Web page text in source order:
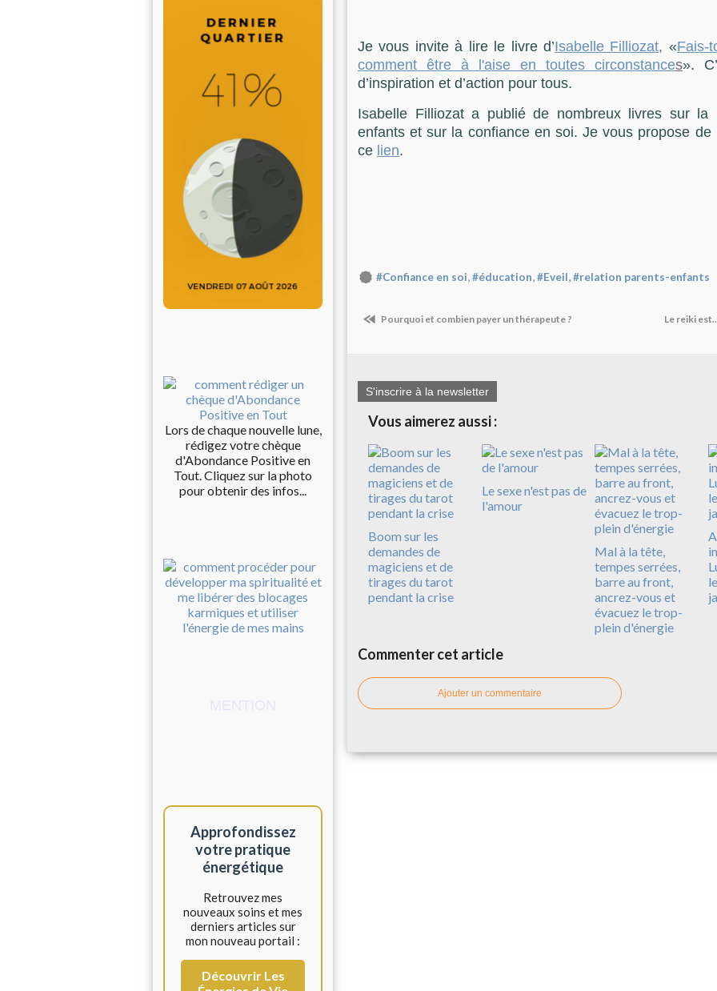
Lors de chaque nouvelle lune,
rédigez votre chèque
d'Abondance Positive en
Tout. Cliquez sur la photo
pour obtenir des infos...
Approfondissez
votre pratique
énergétique
Retrouvez mes
nouveaux soins et mes
derniers articles sur
mon nouveau portail :
Découvrir Les
Je vous invite à lire le livre d’Isabelle Filliozat, «Fais-
comment être à l'aise en toutes circonstances».
d’inspiration et d’action pour tous.
Isabelle Filliozat a publié de nombreux livres sur la
enfants et sur la confiance en soi. Je vous propose de
ce lien.
#Confiance en soi,#éducation,#Eveil,#relation parents-enfants
Pourquoi et combien payer un thérapeute ? Le reiki
S'inscrire à la newsletter
Vous aimerez aussi :
Boom sur les
demandes de
magiciens et de
tirages du tarot
pendant la crise
Le sexe n'est pas de
l'amour
Mal à la tête,
tempes serrées,
barre au front,
ancrez-vous et
évacuez le trop-
plein d'énergie
Commenter cet article
Ajouter un commentaire